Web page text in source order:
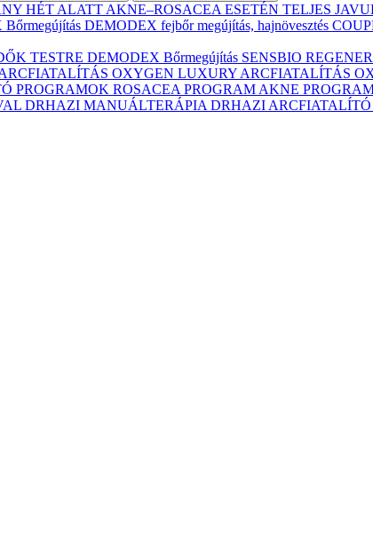
HÉT ALATT AKNE–ROSACEA ESETÉN TELJES
DEMODEX fejbőr megújítás, hajnövesztés
TESTRE DEMODEX Bőrmegújítás SENSBIO
OXYGEN LUXURY ARCFIATALÍTÁS
PROGRAMOK ROSACEA PROGRAM AKNE
DRHAZI MANUÁLTERÁPIA DRHAZI